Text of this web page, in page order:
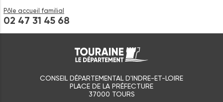
Pôle accueil familial
02 47 31 45 68
CONSEIL DÉPARTEMENTAL D'INDRE-ET-LOIRE
PLACE DE LA PRÉFECTURE
37000 TOURS